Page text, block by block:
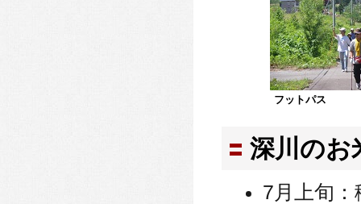
フットパス
深川のお
7月上旬